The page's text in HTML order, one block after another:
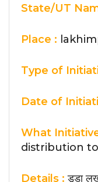
State/UT
Place :
Type of
Date of
What
distribution
Details :डूडा